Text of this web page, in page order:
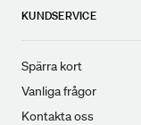
KUNDSERVICE
Spärra kort
Vanliga frågor
Kontakta oss